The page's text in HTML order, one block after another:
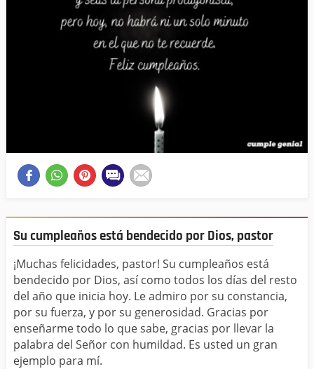
Su cumpleaños está bendecido por Dios, pastor
¡Muchas felicidades, pastor! Su cumpleaños está
bendecido por Dios, así como todos los días del resto
del año que inicia hoy. Le admiro por su constancia,
por su fuerza, y por su generosidad. Gracias por
enseñarme todo lo que sabe, gracias por llevar la
palabra del Señor con humildad. Es usted un gran
ejemplo para mí.